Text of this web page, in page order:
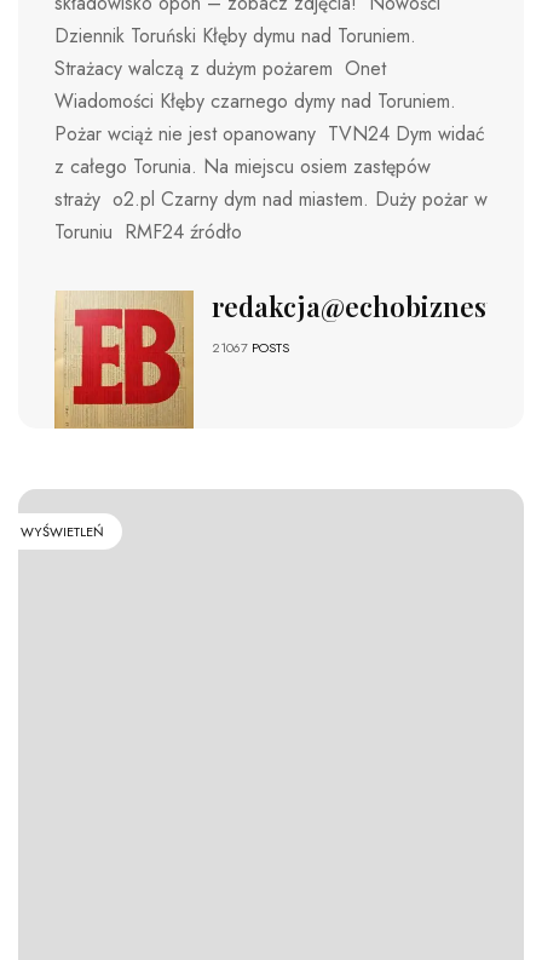
Dziennik Toruński Kłęby dymu nad Toruniem.
Strażacy walczą z dużym pożarem Onet
Wiadomości Kłęby czarnego dymy nad Toruniem.
Pożar wciąż nie jest opanowany TVN24 Dym widać
z całego Torunia. Na miejscu osiem zastępów
straży o2.pl Czarny dym nad miastem. Duży pożar w
Toruniu RMF24 źródło
redakcja@echobiznesu.pl
21067 POSTS
WYŚWIETLEŃ